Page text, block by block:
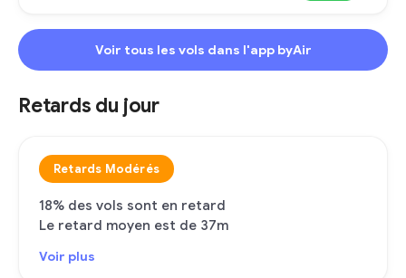
Voir tous les vols dans l'app byAir
Retards du jour
Retards Modérés
18% des vols sont en retard
Le retard moyen est de 37m
Voir plus